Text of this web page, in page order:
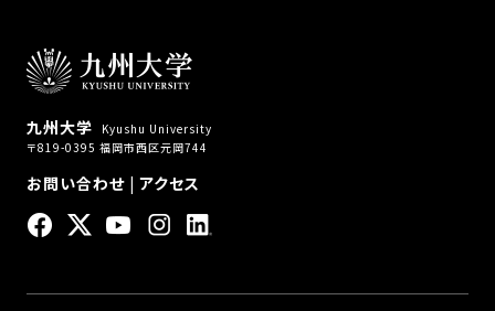
九州大学
Kyushu University
〒819-0395 福岡市西区元岡744
お問い合わせ| アクセス